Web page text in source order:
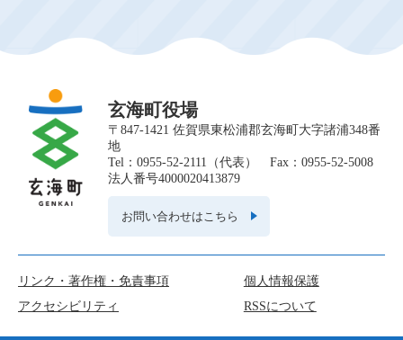
玄海町役場
〒847-1421 佐賀県東松浦郡玄海町大字諸浦348番
地
Tel：0955-52-2111（代表） Fax：0955-52-5008
法人番号4000020413879
お問い合わせはこちら
リンク・著作権・免責事項
個人情報保護
アクセシビリティ
RSSについて